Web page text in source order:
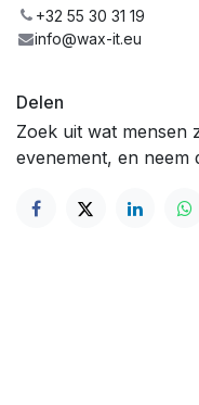
+32 55 30 31 19
info@wax-it.eu
Delen
Zoek uit wat mensen
evenement, en neem